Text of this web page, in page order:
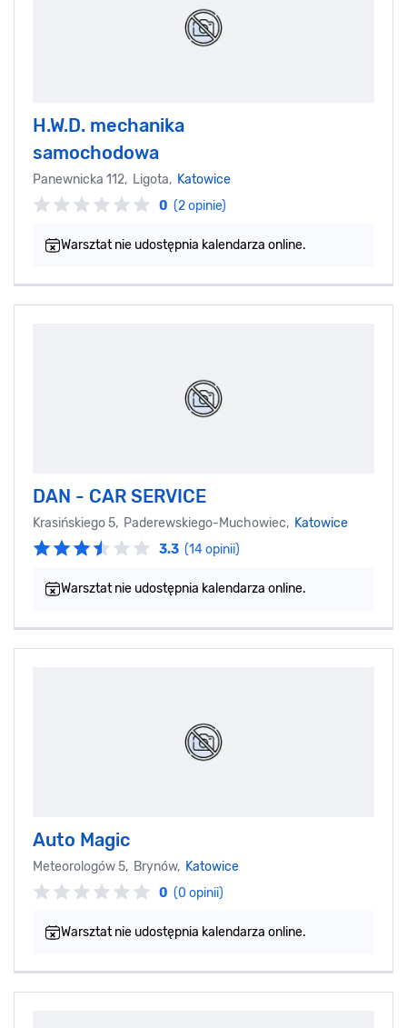
H.W.D. mechanika
samochodowa
Panewnicka 112, Ligota, Katowice
0 (2 opinie)
Warsztat nie udostępnia kalendarza online.
DAN - CAR SERVICE
Krasińskiego 5, Paderewskiego-Muchowiec, Katowice
3.3 (14 opinii)
Warsztat nie udostępnia kalendarza online.
Auto Magic
Meteorologów 5, Brynów, Katowice
0 (0 opinii)
Warsztat nie udostępnia kalendarza online.